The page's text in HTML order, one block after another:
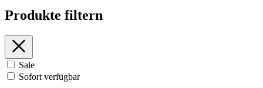
Produkte filtern
Sale
Sofort verfügbar